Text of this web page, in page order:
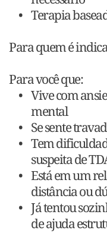
Terapia
Para quem é
Para você que:
Vive com
mental
Se sente
Tem
suspeita de
Está em um
distância ou
Já tentou
de ajuda